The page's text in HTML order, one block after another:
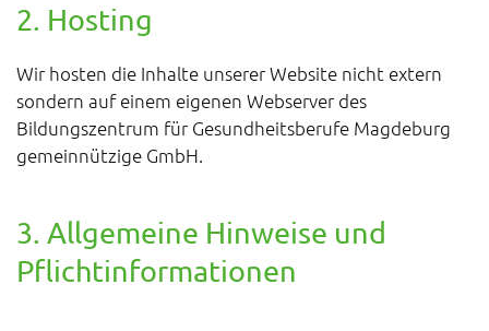
2. Hosting
Wir hosten die Inhalte unserer Website nicht extern
sondern auf einem eigenen Webserver des
Bildungszentrum für Gesundheitsberufe Magdeburg
gemeinnützige GmbH.
3. Allgemeine Hinweise und
Pflicht­informationen